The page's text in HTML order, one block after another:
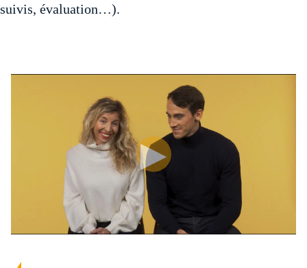
suivis, évaluation…).